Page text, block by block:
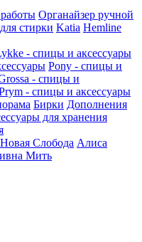
Органайзер ручной
стирки Katia Hemline
- спицы и аксессуары
Pony - спицы и
- спицы и
- спицы и аксессуары
Бирки Дополнения
для хранения
Новая Слобода Алиса
Мить